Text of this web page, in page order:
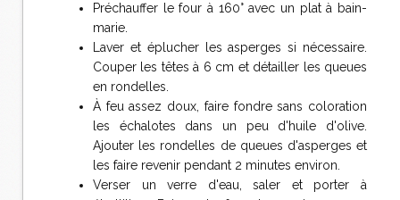
Préchauffer le four à 160° avec un plat à bain-
marie.
Laver et éplucher les asperges si nécessaire.
Couper les têtes à 6 cm et détailler les queues
en rondelles.
À feu assez doux, faire fondre sans coloration
les échalotes dans un peu d'huile d'olive.
Ajouter les rondelles de queues d'asperges et
les faire revenir pendant 2 minutes environ.
Verser un verre d'eau, saler et porter à